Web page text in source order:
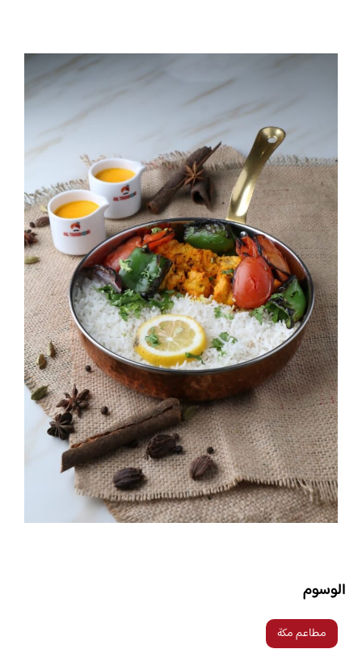
الوسوم
مطاعم مكة